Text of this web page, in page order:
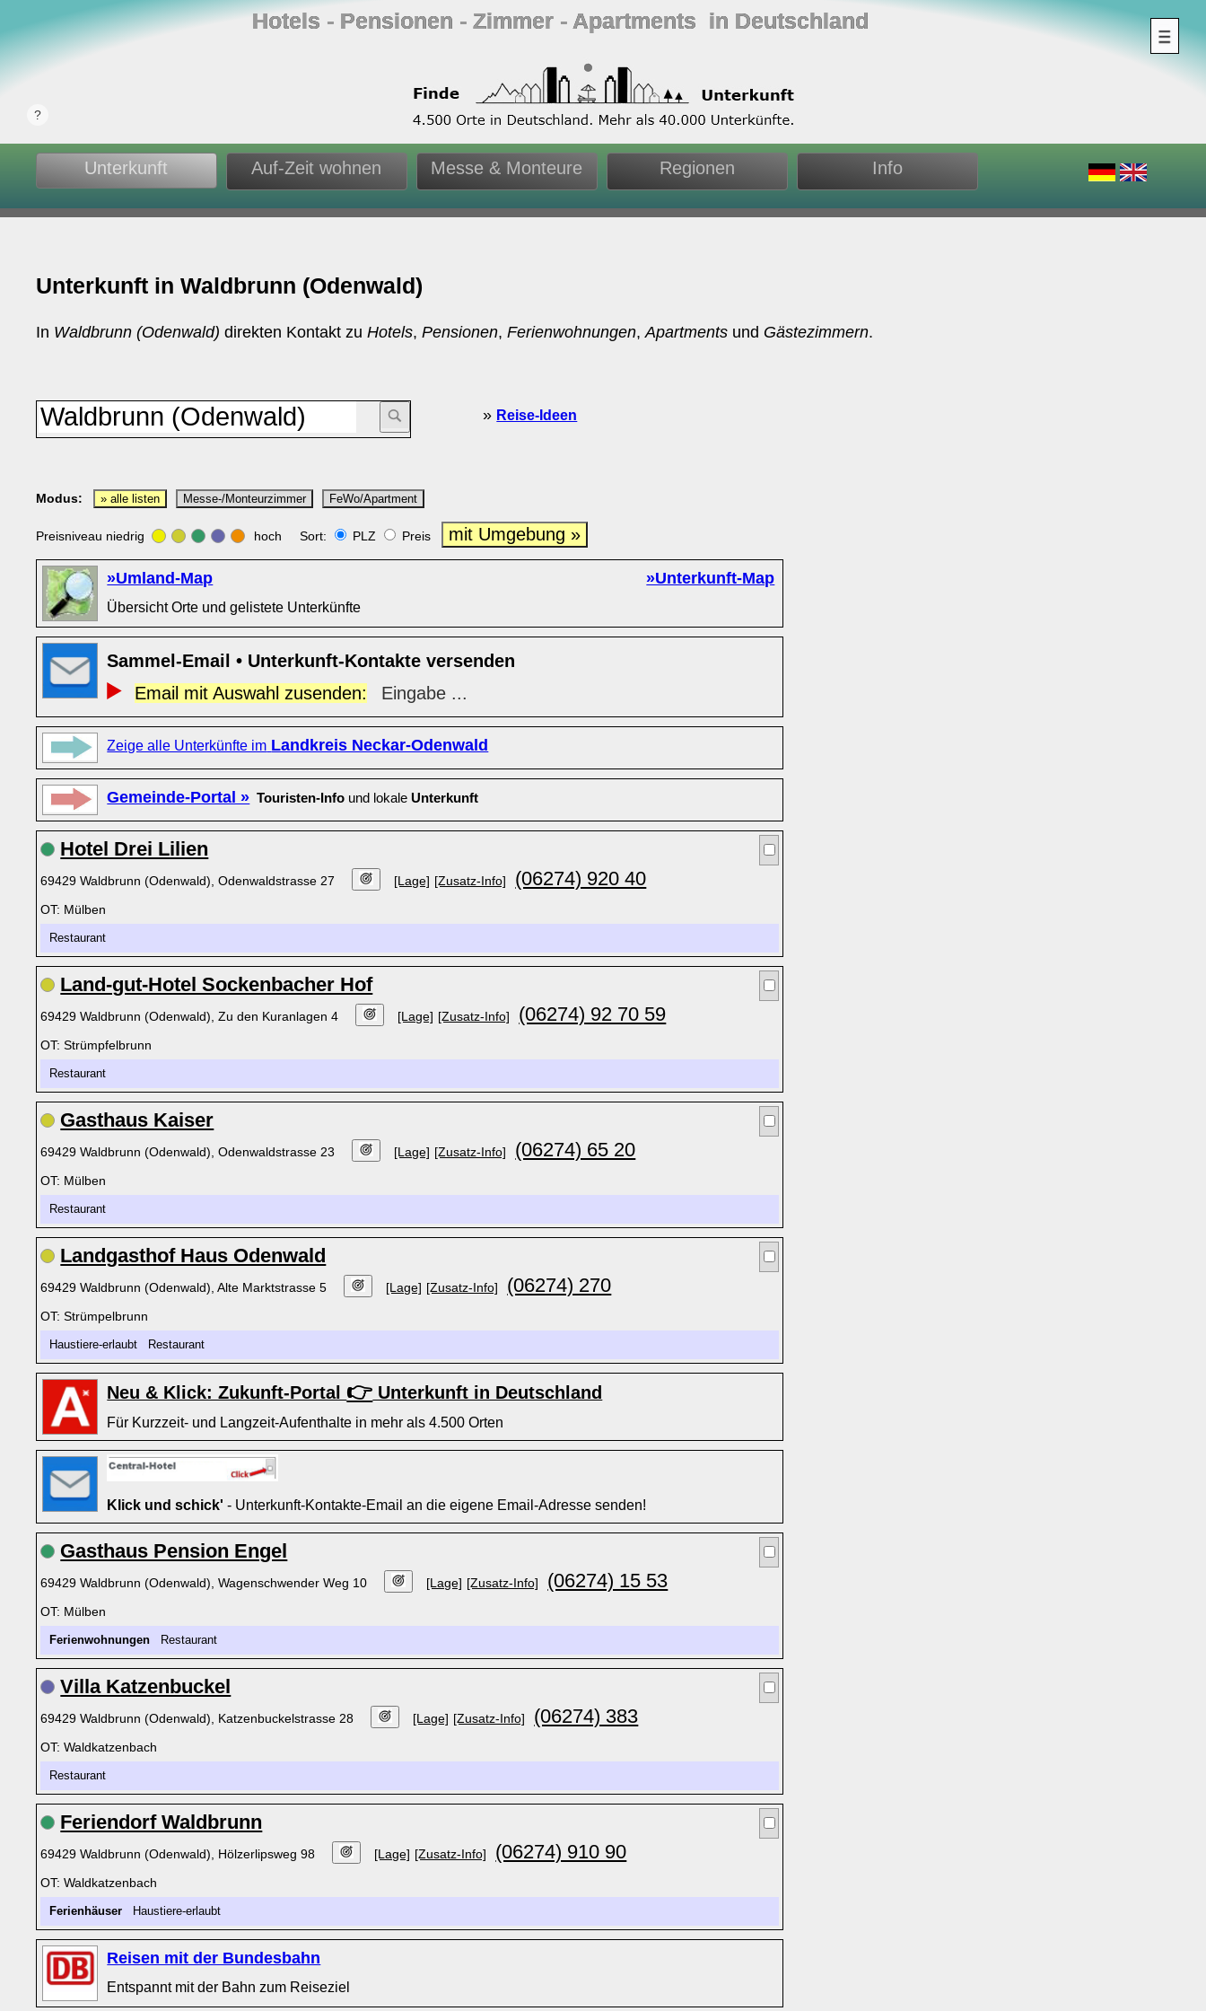
Hotels ‐ Pensionen ‐ Zimmer ‐ Apartments in Deutschland
Unterkunft Auf-Zeit wohnen Messe & Monteure Regionen Info
Unterkunft in Waldbrunn (Odenwald)
In Waldbrunn (Odenwald) direkten Kontakt zuHotels,Pensionen,Ferienwohnungen,Apartments und Gästezimmern.
» Reise-Ideen
Modus: » alle listen Messe-/Monteurzimmer FeWo/Apartment
Preisniveau niedrig hoch Sort: PLZ Preis mit Umgebung »
»Umland-Map »Unterkunft-Map
Übersicht Orte und gelistete Unterkünfte
Sammel-Email • Unterkunft-Kontakte versenden
Email mit Auswahl zusenden:
Eingabe ...
Zeige alle Unterkünfte im Landkreis Neckar-Odenwald
Gemeinde-Portal » Touristen-Info und lokale Unterkunft
Hotel Drei Lilien
69429 Waldbrunn (Odenwald), Odenwaldstrasse 27 [Lage] [Zusatz-Info] (06274) 920 40
OT: Mülben
Restaurant
Land-gut-Hotel Sockenbacher Hof
69429 Waldbrunn (Odenwald), Zu den Kuranlagen 4 [Lage] [Zusatz-Info] (06274) 92 70 59
OT: Strümpfelbrunn
Restaurant
Gasthaus Kaiser
69429 Waldbrunn (Odenwald), Odenwaldstrasse 23 [Lage] [Zusatz-Info] (06274) 65 20
OT: Mülben
Restaurant
Landgasthof Haus Odenwald
69429 Waldbrunn (Odenwald), Alte Marktstrasse 5 [Lage] [Zusatz-Info] (06274) 270
OT: Strümpelbrunn
Haustiere-erlaubt Restaurant
Neu & Klick: Zukunft-Portal 👉 Unterkunft in Deutschland
Für Kurzzeit- und Langzeit-Aufenthalte in mehr als 4.500 Orten
Klick und schick' - Unterkunft-Kontakte-Email an die eigene Email-Adresse senden!
Gasthaus Pension Engel
69429 Waldbrunn (Odenwald), Wagenschwender Weg 10 [Lage] [Zusatz-Info] (06274) 15 53
OT: Mülben
Ferienwohnungen Restaurant
Villa Katzenbuckel
69429 Waldbrunn (Odenwald), Katzenbuckelstrasse 28 [Lage] [Zusatz-Info] (06274) 383
OT: Waldkatzenbach
Restaurant
Feriendorf Waldbrunn
69429 Waldbrunn (Odenwald), Hölzerlipsweg 98 [Lage] [Zusatz-Info] (06274) 910 90
OT: Waldkatzenbach
Ferienhäuser Haustiere-erlaubt
Reisen mit der Bundesbahn
Entspannt mit der Bahn zum Reiseziel